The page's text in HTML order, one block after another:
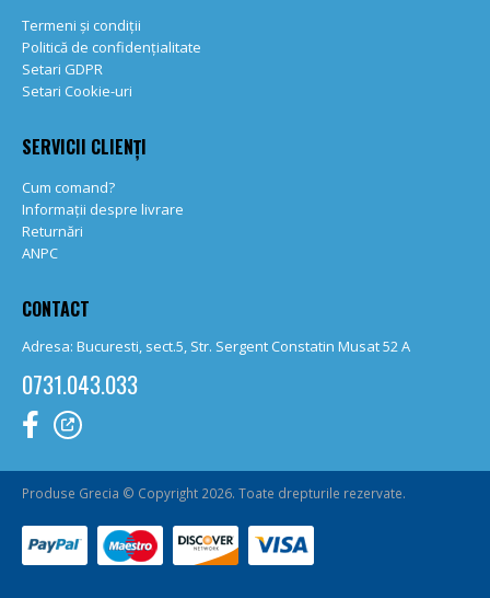
Termeni și condiții
Politică de confidențialitate
Setari GDPR
Setari Cookie-uri
SERVICII CLIENȚI
Cum comand?
Informații despre livrare
Returnări
ANPC
CONTACT
Adresa: Bucuresti, sect.5, Str. Sergent Constatin Musat 52 A
0731.043.033
Produse Grecia © Copyright 2026. Toate drepturile rezervate.